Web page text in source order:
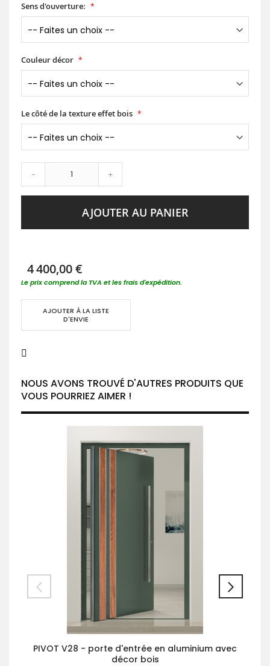
Sens d'ouverture:
Couleur décor
Le côté de la texture effet bois
- +
AJOUTER AU PANIER
4 400,00 €
Le prix comprend la TVA et les frais d'expédition.
AJOUTER À LA LISTE
D'ENVIE
NOUS AVONS TROUVÉ D'AUTRES PRODUITS QUE
VOUS POURRIEZ AIMER !
PIVOT V28 - porte d'entrée en aluminium avec
décor bois